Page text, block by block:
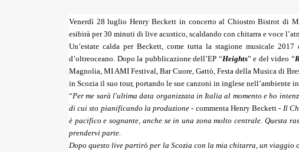
Venerdì 28 luglio Henry Beckett in concerto al Chiostro Bistrot di
esibirà per 30 minuti di live acustico , scaldando con chitarra e voce
Un’estate calda per Beckett, come tutta la stagione musicale
d’oltreoceano. Dopo la pubblicazione dell’EP “Heights” e del video “
Magnolia, MI AMI Festival, Bar Cuore, Gattò, Festa della Musica di
in Scozia il suo tour, portando le sue canzoni in inglese nell’ambiente
“Per me sarà l'ultima data organizzata in Italia al momento e ho
di cui sto pianificando la produzione - commenta Henry Beckett - Il
è pacifico e sognante, anche se in una zona molto centrale. Questa
prendervi parte.
Dopo questo live partirò per la Scozia con la mia chitarra, un